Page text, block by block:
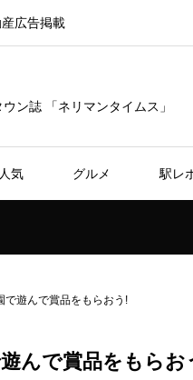
広告掲載
ン誌 「ネリマンタイムス」
人気 グルメ 駅レ
で遊んで賞品をもらおう!
んで賞品をもらお